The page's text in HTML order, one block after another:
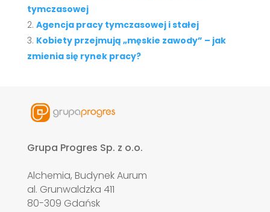
tymczasowej
Agencja pracy tymczasowej i stałej
Kobiety przejmują „męskie zawody” – jak
zmienia się rynek pracy?
Grupa Progres Sp. z o.o.
Alchemia, Budynek Aurum
al. Grunwaldzka 411
80-309 Gdańsk